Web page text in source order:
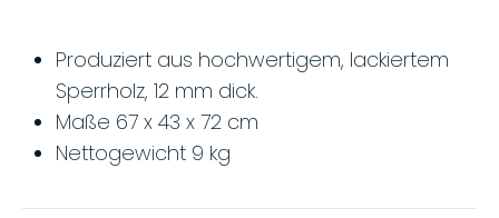
Produziert aus hochwertigem, lackiertem
Sperrholz, 12 mm dick.
Maße 67 x 43 x 72 cm
Nettogewicht 9 kg